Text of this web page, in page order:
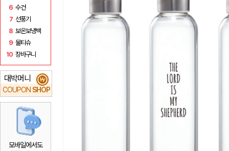
6 수건
7 선풍기
8 보온보냉백
9 물티슈
10 장바구니
대박머니
COUPON SHOP
₩
모바일에서도